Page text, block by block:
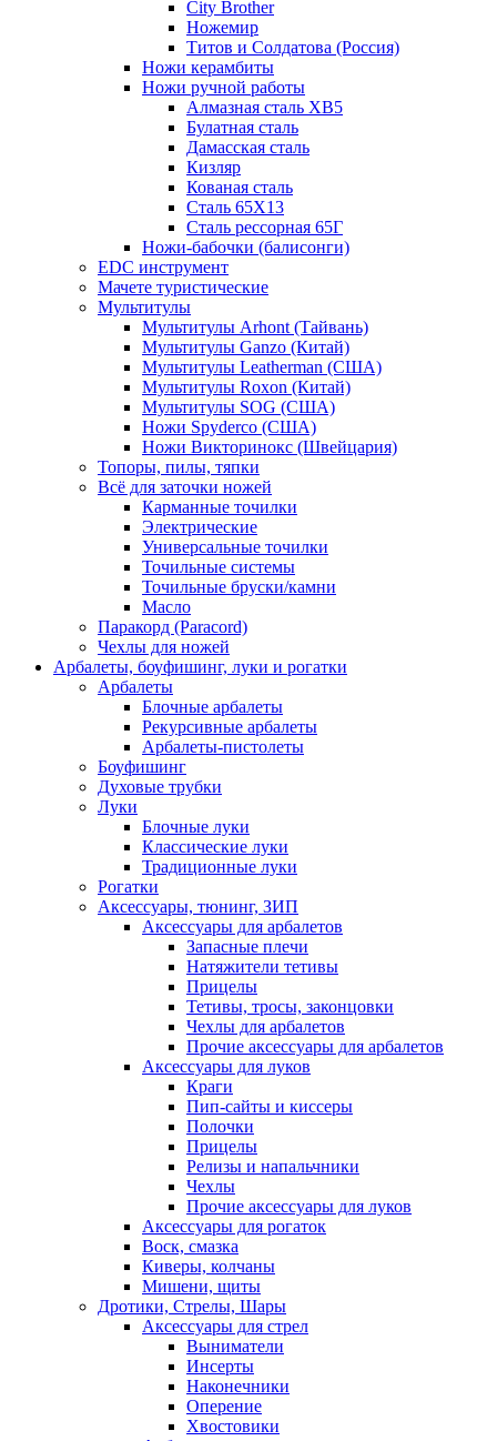
City Brother
Ножемир
Титов и Солдатова (Россия)
Ножи керамбиты
Ножи ручной работы
Алмазная сталь ХВ5
Булатная сталь
Дамасская сталь
Кизляр
Кованая сталь
Сталь 65Х13
Сталь рессорная 65Г
Ножи-бабочки (балисонги)
EDC инструмент
Мачете туристические
Мультитулы
Мультитулы Arhont (Тайвань)
Мультитулы Ganzo (Китай)
Мультитулы Leatherman (США)
Мультитулы Roxon (Китай)
Мультитулы SOG (США)
Ножи Spyderco (США)
Ножи Викторинокс (Швейцария)
Топоры, пилы, тяпки
Всё для заточки ножей
Карманные точилки
Электрические
Универсальные точилки
Точильные системы
Точильные бруски/камни
Масло
Паракорд (Paracord)
Чехлы для ножей
Арбалеты, боуфишинг, луки и рогатки
Арбалеты
Блочные арбалеты
Рекурсивные арбалеты
Арбалеты-пистолеты
Боуфишинг
Духовые трубки
Луки
Блочные луки
Классические луки
Традиционные луки
Рогатки
Аксессуары, тюнинг, ЗИП
Аксессуары для арбалетов
Запасные плечи
Натяжители тетивы
Прицелы
Тетивы, тросы, законцовки
Чехлы для арбалетов
Прочие аксессуары для арбалетов
Аксессуары для луков
Краги
Пип-сайты и киссеры
Полочки
Прицелы
Релизы и напальчники
Чехлы
Прочие аксессуары для луков
Аксессуары для рогаток
Воск, смазка
Киверы, колчаны
Мишени, щиты
Дротики, Стрелы, Шары
Аксессуары для стрел
Выниматели
Инсерты
Наконечники
Оперение
Хвостовики